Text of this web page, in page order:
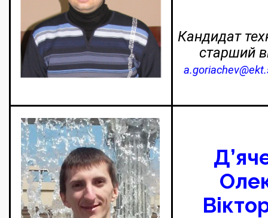
Кандидат
старший